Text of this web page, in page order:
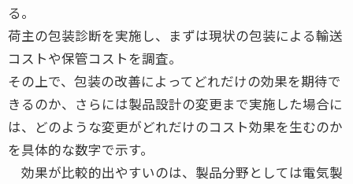
る。
荷主の包装診断を実施し、まずは現状の包装による輸送
コストや保管コストを調査。
その上で、包装の改善によってどれだけの効果を期待で
きるのか、さらには製品設計の変更まで実施した場合に
は、どのような変更がどれだけのコスト効果を生むのか
を具体的な数字で示す。
効果が比較的出やすいのは、製品分野としては電気製